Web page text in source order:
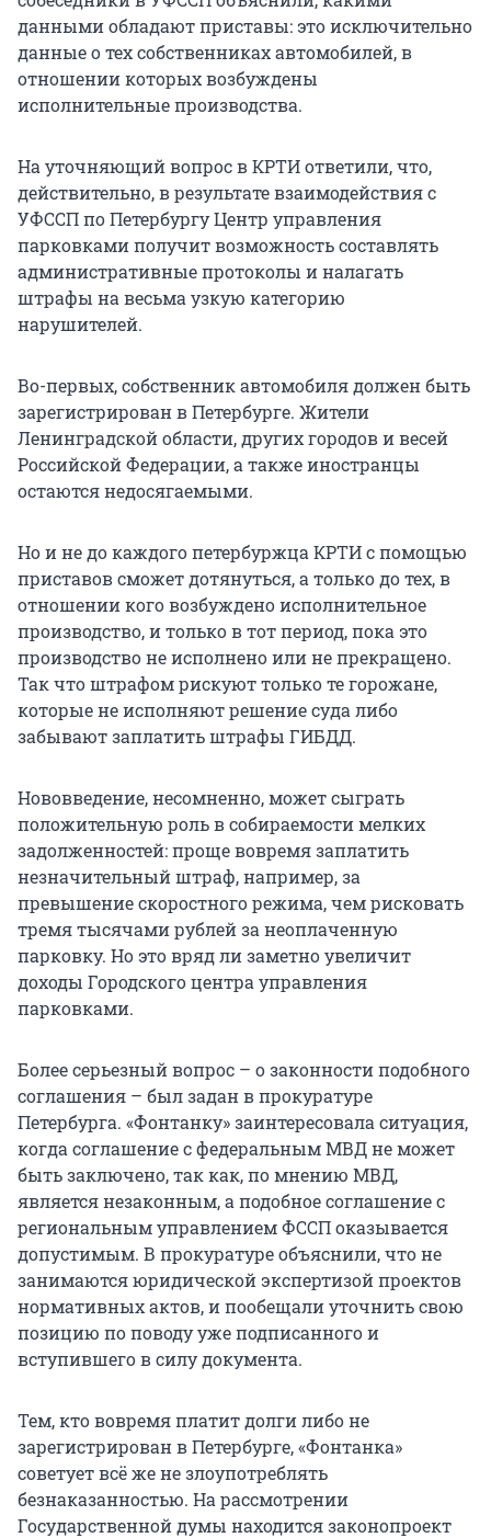
данными обладают приставы: это исключительно
данные о тех собственниках автомобилей, в
отношении которых возбуждены
исполнительные производства.
На уточняющий вопрос в КРТИ ответили, что,
действительно, в результате взаимодействия с
УФССП по Петербургу Центр управления
парковками получит возможность составлять
административные протоколы и налагать
штрафы на весьма узкую категорию
нарушителей.
Во-первых, собственник автомобиля должен быть
зарегистрирован в Петербурге. Жители
Ленинградской области, других городов и весей
Российской Федерации, а также иностранцы
остаются недосягаемыми.
Но и не до каждого петербуржца КРТИ с помощью
приставов сможет дотянуться, а только до тех, в
отношении кого возбуждено исполнительное
производство, и только в тот период, пока это
производство не исполнено или не прекращено.
Так что штрафом рискуют только те горожане,
которые не исполняют решение суда либо
забывают заплатить штрафы ГИБДД.
Нововведение, несомненно, может сыграть
положительную роль в собираемости мелких
задолженностей: проще вовремя заплатить
незначительный штраф, например, за
превышение скоростного режима, чем рисковать
тремя тысячами рублей за неоплаченную
парковку. Но это вряд ли заметно увеличит
доходы Городского центра управления
парковками.
Более серьезный вопрос – о законности подобного
соглашения – был задан в прокуратуре
Петербурга. «Фонтанку» заинтересовала ситуация,
когда соглашение с федеральным МВД не может
быть заключено, так как, по мнению МВД,
является незаконным, а подобное соглашение с
региональным управлением ФССП оказывается
допустимым. В прокуратуре объяснили, что не
занимаются юридической экспертизой проектов
нормативных актов, и пообещали уточнить свою
позицию по поводу уже подписанного и
вступившего в силу документа.
Тем, кто вовремя платит долги либо не
зарегистрирован в Петербурге, «Фонтанка»
советует всё же не злоупотреблять
безнаказанностью. На рассмотрении
Государственной думы находится законопроект